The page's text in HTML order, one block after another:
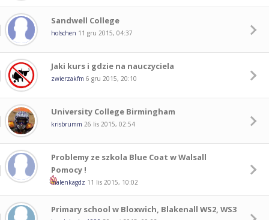
Sandwell College
holschen 11 gru 2015, 04:37
Jaki kurs i gdzie na nauczyciela
zwierzakfm 6 gru 2015, 20:10
University College Birmingham
krisbrumm 26 lis 2015, 02:54
Problemy ze szkola Blue Coat w Walsall
Pomocy !
malenkagdz 11 lis 2015, 10:02
Primary school w Bloxwich, Blakenall WS2, WS3